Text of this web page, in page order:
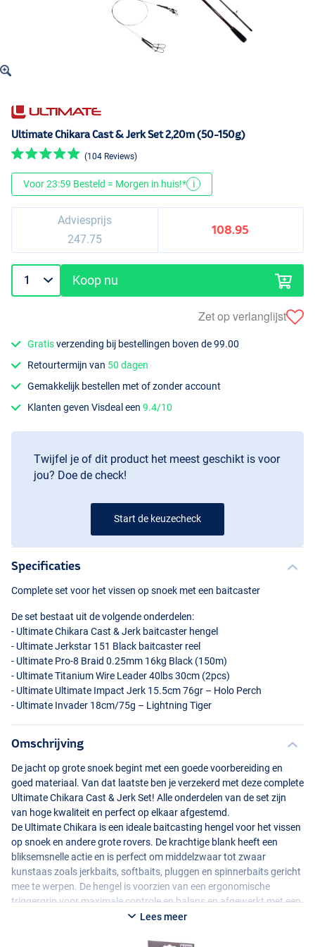
Ultimate Chikara Cast & Jerk Set 2,20m (50-150g)
(104 Reviews)
Voor 23:59 Besteld = Morgen in huis!* i
Adviesprijs
247.75
108.95
Koop nu
Zet op verlanglijst
Gratisverzending bij bestellingen boven de 99.00
Retourtermijn van 50 dagen
Gemakkelijk bestellen met of zonder account
Klanten geven Visdeal een9.4/10
Twijfel je of dit product het meest geschikt is voor
jou? Doe de check!
Start de keuzecheck
Specificaties
Complete set voor het vissen op snoek met een baitcaster
De set bestaat uit de volgende onderdelen:
- Ultimate Chikara Cast & Jerk baitcaster hengel
- Ultimate Jerkstar 151 Black baitcaster reel
- Ultimate Pro-8 Braid 0.25mm 16kg Black (150m)
- Ultimate Titanium Wire Leader 40lbs 30cm (2pcs)
- Ultimate Ultimate Impact Jerk 15.5cm 76gr – Holo Perch
- Ultimate Invader 18cm/75g – Lightning Tiger
Omschrijving
De jacht op grote snoek begint met een goede voorbereiding en
goed materiaal. Van dat laatste ben je verzekerd met deze complete
Ultimate Chikara Cast & Jerk Set! Alle onderdelen van de set zijn
van hoge kwaliteit en perfect op elkaar afgestemd.
De Ultimate Chikara is een ideale baitcasting hengel voor het vissen
op snoek en andere grote rovers. De krachtige blank heeft een
bliksemsnelle actie en is perfect om middelzwaar tot zwaar
kunstaas zoals jerkbaits, softbaits, pluggen en spinnerbaits gericht
mee te werpen. De hengel is voorzien van een ergonomische
triggergrip voor maximale controle en balans en afgewerkt met een
gedeeld handvat van kurk en EVA.
Lees meer